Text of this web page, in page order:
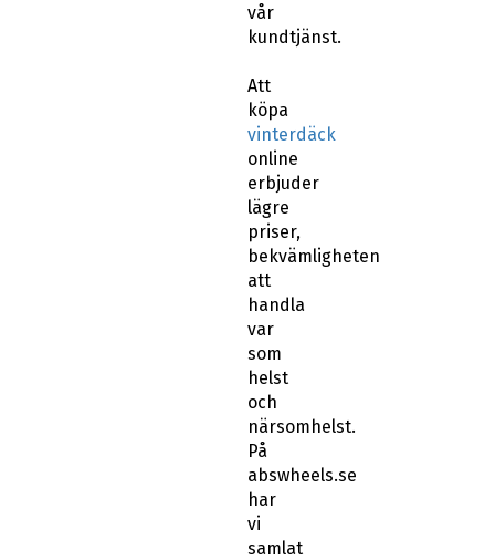
vår
kundtjänst.
Att
köpa
vinterdäck
online
erbjuder
lägre
priser,
bekvämligheten
att
handla
var
som
helst
och
närsomhelst.
På
abswheels.se
har
vi
samlat